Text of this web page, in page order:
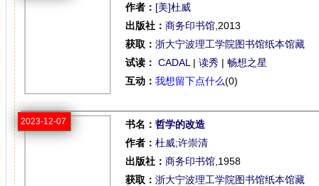
作者： [美]杜威
出版社： 商务印书馆 ,2013
获取： 浙大宁波理工学院图书馆纸本馆藏
试读： CADAL | 读秀 | 畅想之星
互动： 我想留下点什么(0)
2023-12-07 书名： 哲学的改造
作者： 杜威;许崇清
出版社： 商务印书馆 ,1958
获取： 浙大宁波理工学院图书馆纸本馆藏